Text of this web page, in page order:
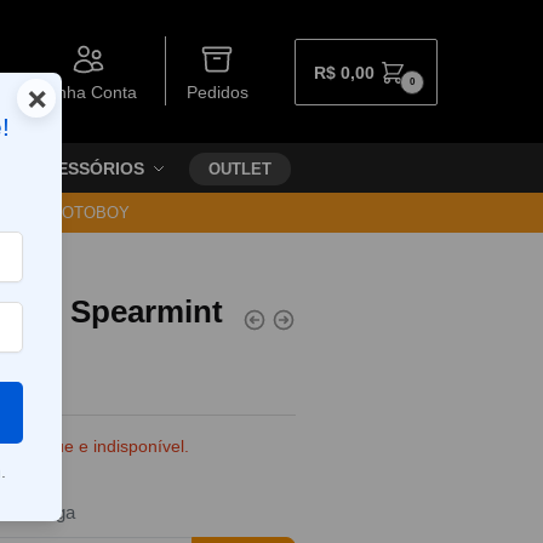
Minha Conta Pedidos
R$ 0,00 0
ACESSÓRIOS OUTLET
VIA MOTOBOY
– Spearmint
estoque e indisponível.
entrega
×